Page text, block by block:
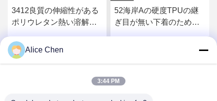
3412良質の伸縮性がある
ポリウレタン熱い溶解の
52海岸Aの硬度TPUの継
ぎ目が無い下着のための
Alice Chen
3:44 PM